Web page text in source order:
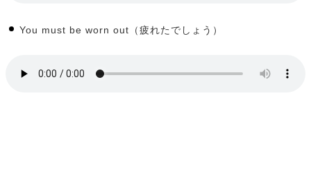
You must be worn out（疲れたでしょう）